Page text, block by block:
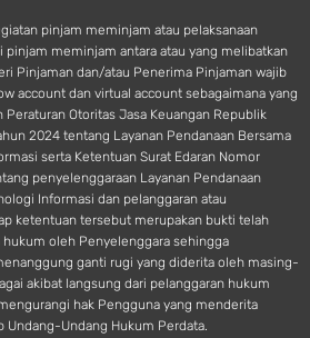
pinjam meminjam atau pelaksanaan
pinjam meminjam antara atau yang melibatkan
Pinjaman dan/atau Penerima Pinjaman wajib
account dan virtual account sebagaimana yang
Peraturan Otoritas Jasa Keuangan Republik
2024 tentang Layanan Pendanaan Bersama
serta Ketentuan Surat Edaran Nomor
penyelenggaraan Layanan Pendanaan
Informasi dan pelanggaran atau
ketentuan tersebut merupakan bukti telah
oleh Penyelenggara sehingga
ganti rugi yang diderita oleh masing-
akibat langsung dari pelanggaran hukum
hak Pengguna yang menderita
Undang-Undang Hukum Perdata.